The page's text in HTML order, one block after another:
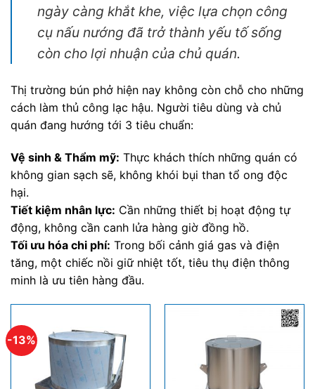
ngày càng khắt khe, việc lựa chọn công
cụ nấu nướng đã trở thành yếu tố sống
còn cho lợi nhuận của chủ quán.
Thị trường bún phở hiện nay không còn chỗ cho những
cách làm thủ công lạc hậu. Người tiêu dùng và chủ
quán đang hướng tới 3 tiêu chuẩn:
Vệ sinh & Thẩm mỹ: Thực khách thích những quán có
không gian sạch sẽ, không khói bụi than tổ ong độc
hại.
Tiết kiệm nhân lực: Cần những thiết bị hoạt động tự
động, không cần canh lửa hàng giờ đồng hồ.
Tối ưu hóa chi phí: Trong bối cảnh giá gas và điện
tăng, một chiếc nồi giữ nhiệt tốt, tiêu thụ điện thông
minh là ưu tiên hàng đầu.
-13%